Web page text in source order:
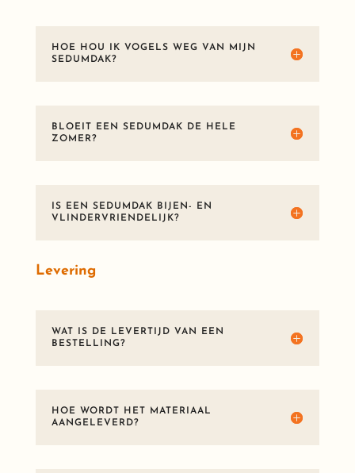
HOE HOU IK VOGELS WEG VAN MIJN
SEDUMDAK?
BLOEIT EEN SEDUMDAK DE HELE
ZOMER?
IS EEN SEDUMDAK BIJEN- EN
VLINDERVRIENDELIJK?
Levering
WAT IS DE LEVERTIJD VAN EEN
BESTELLING?
HOE WORDT HET MATERIAAL
AANGELEVERD?